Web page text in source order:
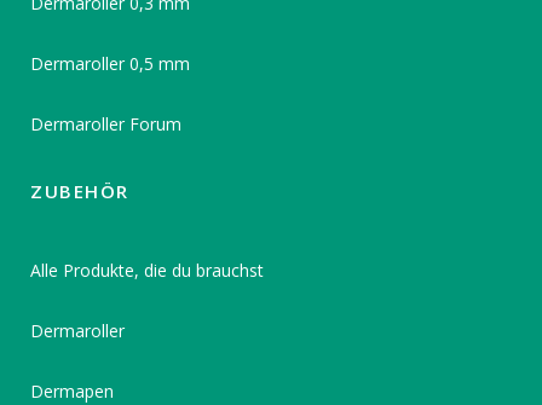
Dermaroller 0,5 mm
Dermaroller Forum
ZUBEHÖR
Alle Produkte, die du brauchst
Dermaroller
Dermapen